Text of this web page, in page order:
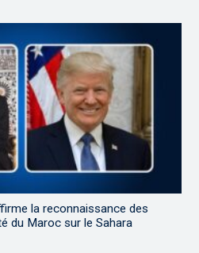
la reconnaissance des
du Maroc sur le Sahara